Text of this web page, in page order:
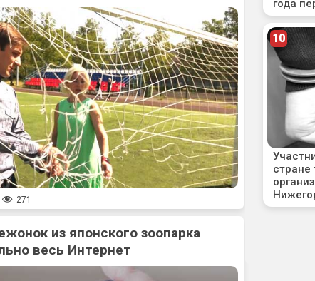
271
из японского зоопарка
весь Интернет